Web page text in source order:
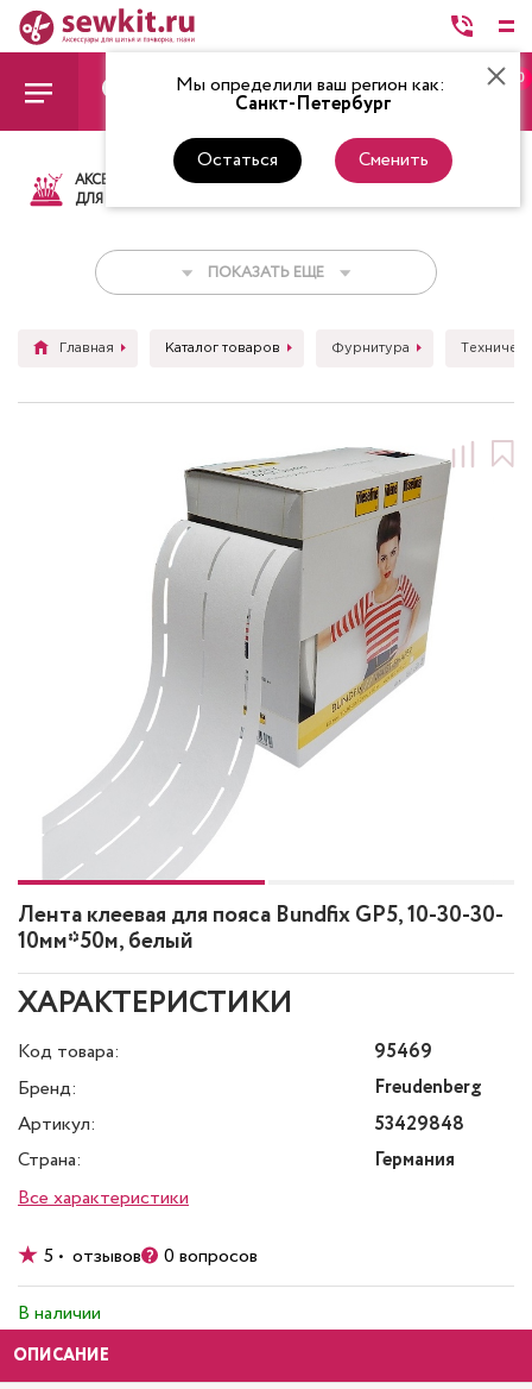
Мы определили ваш регион как:
Санкт-Петербург
Остаться Сменить
0
АКСЕССУАРЫ
ДЛЯ ШИТЬЯ
ТКАНИ НИТКИ
ПОКАЗАТЬ ЕЩЕ
Главная Каталог товаров Фурнитура
Лента клеевая для пояса Bundfix GP5, 10-30-30-
10мм*50м, белый
ХАРАКТЕРИСТИКИ
Код товара:
95469
Бренд:
Freudenberg
Артикул:
53429848
Страна:
Германия
Все характеристики
5 • отзывов 0 вопросов
В наличии
ОПИСАНИЕ